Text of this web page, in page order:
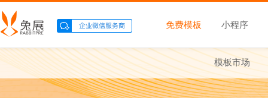
免费模板 小程序
模板市场